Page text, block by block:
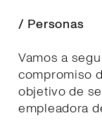
/ Personas
Vamos a
compromiso
objetivo de
empleadora